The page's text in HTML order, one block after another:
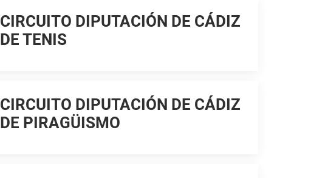
CIRCUITO DIPUTACIÓN DE CÁDIZ
DE TENIS
CIRCUITO DIPUTACIÓN DE CÁDIZ
DE PIRAGÜISMO